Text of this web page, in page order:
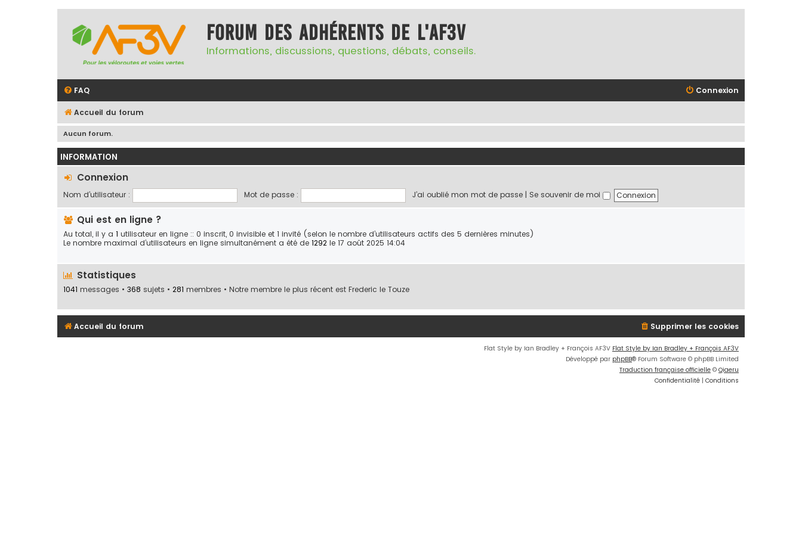
Forum des adhérents de l'AF3V
Informations, discussions, questions, débats, conseils.
FAQ Connexion
Accueil du forum
Aucun forum.
INFORMATION
Connexion
Nom d’utilisateur : Mot de passe : J’ai oublié mon mot de passe | Se souvenir de moi
Qui est en ligne ?
Au total, il y a 1 utilisateur en ligne :: 0 inscrit, 0 invisible et 1 invité (selon le nombre d’utilisateurs actifs des 5 dernières minutes)
Le nombre maximal d’utilisateurs en ligne simultanément a été de 1292 le 17 août 2025 14:04
Statistiques
1041 messages • 368 sujets • 281 membres • Notre membre le plus récent est Frederic le Touze
Accueil du forum Supprimer les cookies
Flat Style by Ian Bradley + François AF3V Flat Style by Ian Bradley + François AF3V
Développé par phpBB® Forum Software © phpBB Limited
Traduction française officielle © Qiaeru
Confidentialité | Conditions